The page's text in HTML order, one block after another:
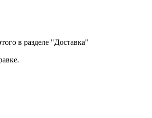
в разделе "Доставка"